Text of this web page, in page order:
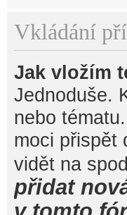
Vkládání
Jak vložím
Jednoduše.
nebo
moci přispět
vidět na
přidat